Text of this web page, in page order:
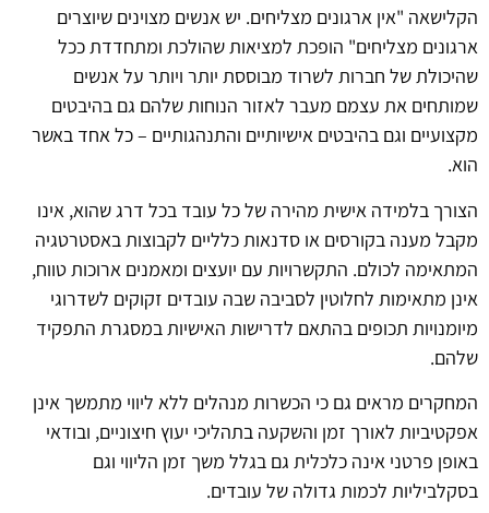
הקלישאה "אין ארגונים מצליחים. יש אנשים מצוינים שיוצרים
ארגונים מצליחים" הופכת למציאות שהולכת ומתחדדת ככל
שהיכולת של חברות לשרוד מבוססת יותר ויותר על אנשים
שמותחים את עצמם מעבר לאזור הנוחות שלהם גם בהיבטים
מקצועיים וגם בהיבטים אישיותיים והתנהגותיים – כל אחד באשר
הוא.
הצורך בלמידה אישית מהירה של כל עובד בכל דרג שהוא, אינו
מקבל מענה בקורסים או סדנאות כלליים לקבוצות באסטרטגיה
המתאימה לכולם. התקשרויות עם יועצים ומאמנים ארוכות טווח,
אינן מתאימות לחלוטין לסביבה שבה עובדים זקוקים לשדרוגי
מיומנויות תכופים בהתאם לדרישות האישיות במסגרת התפקיד
שלהם.
המחקרים מראים גם כי הכשרות מנהלים ללא ליווי מתמשך אינן
אפקטיביות לאורך זמן והשקעה בתהליכי יעוץ חיצוניים, ובודאי
באופן פרטני אינה כלכלית גם בגלל משך זמן הליווי וגם
בסקלביליות לכמות גדולה של עובדים.